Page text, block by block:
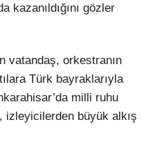
kazanıldığını gözler
vatandaş, orkestranın
Türk bayraklarıyla
milli ruhu
izleyicilerden büyük alkış